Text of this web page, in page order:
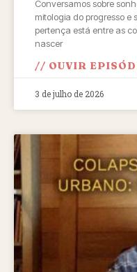
Conversamos sobre
mitologia do progresso e
pertença está entre as
nascer
// OUVIR
3 de julho de 2026